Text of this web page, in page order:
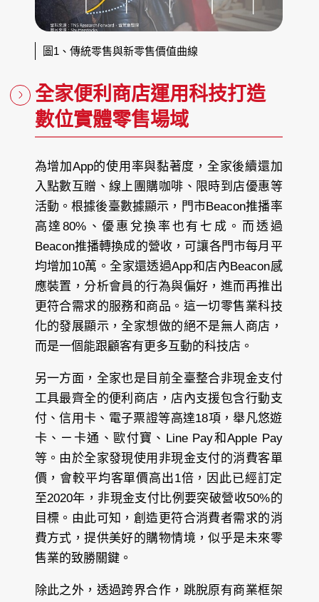
圖1、傳統零售與新零售價值曲線
全家便利商店運用科技打造
數位實體零售場域
為增加App的使用率與黏著度，全家後續還加
入點數互贈、線上團購咖啡、限時到店優惠等
活動。根據後臺數據顯示，門市Beacon推播率
高達80%、優惠兌換率也有七成。而透過
Beacon推播轉換成的營收，可讓各門市每月平
均增加10萬。全家還透過App和店內Beacon感
應裝置，分析會員的行為與偏好，進而再推出
更符合需求的服務和商品。這一切零售業科技
化的發展顯示，全家想做的絕不是無人商店，
而是一個能跟顧客有更多互動的科技店。
另一方面，全家也是目前全臺整合非現金支付
工具最齊全的便利商店，店內支援包含行動支
付、信用卡、電子票證等高達18項，舉凡悠遊
卡、ㄧ卡通、歐付寶、Line Pay和Apple Pay
等。由於全家發現使用非現金支付的消費客單
價，會較平均客單價高出1倍，因此已經訂定
至2020年，非現金支付比例要突破營收50%的
目標。由此可知，創造更符合消費者需求的消
費方式，提供美好的購物情境，似乎是未來零
售業的致勝關鍵。
除此之外，透過跨界合作，跳脫原有商業框架